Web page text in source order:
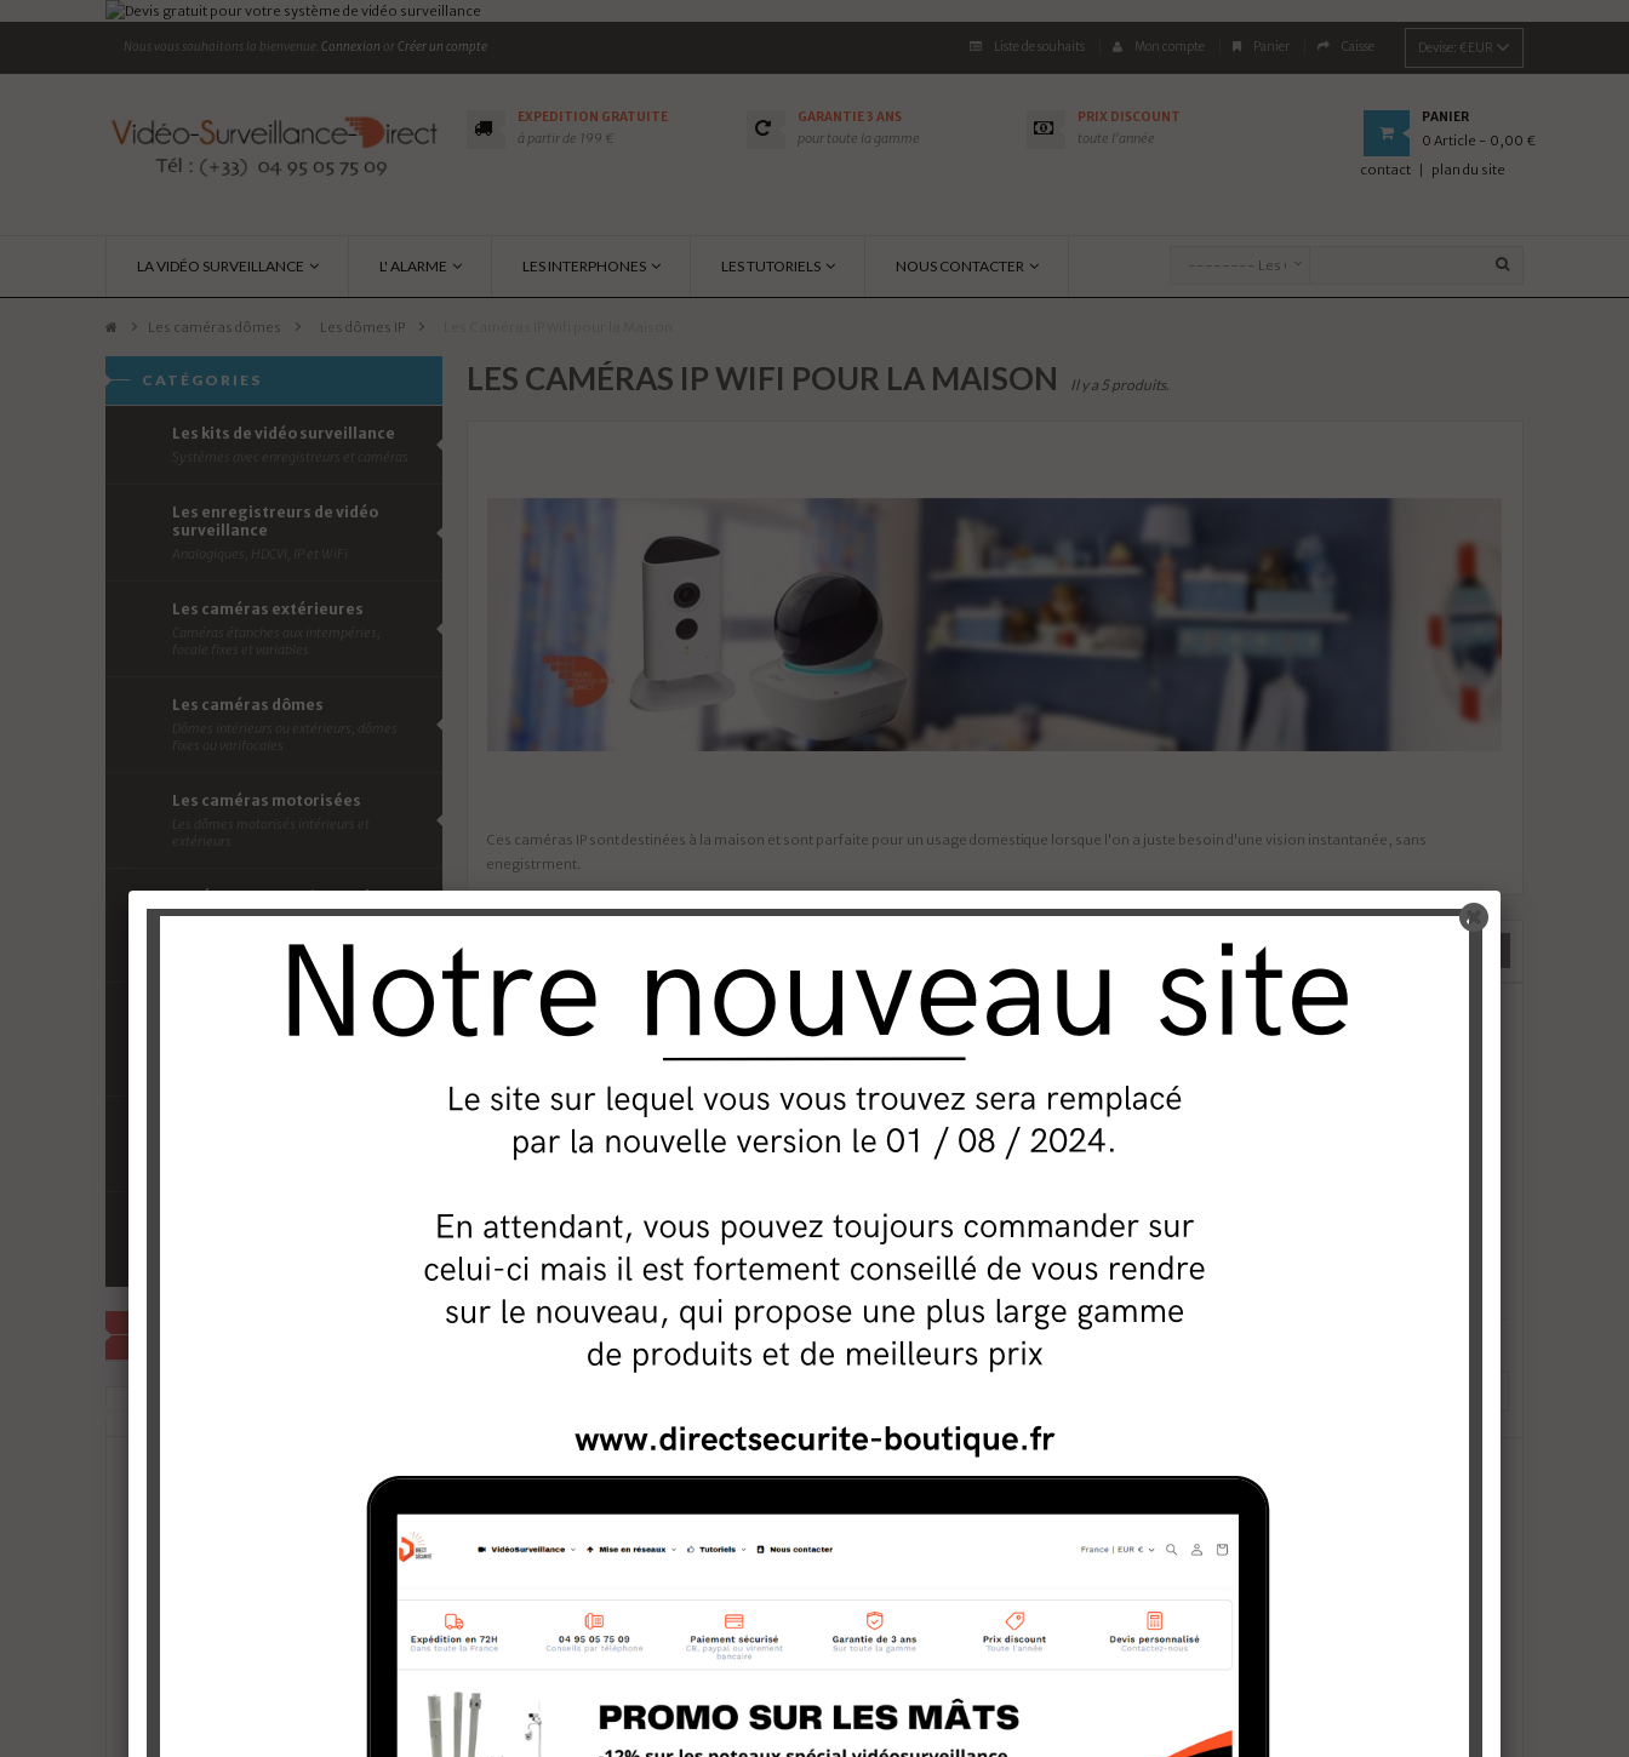
Devise: €EUR
Nous vous souhaitons la bienvenue. Connexion or Créer un compte Liste de souhaits Mon compte Panier Caisse
PANIER
0 Article - 0,00 €
EXPÉDITION GRATUITE
à partir de 199 €
GARANTIE 3 ANS
pour toute la gamme
PRIX DISCOUNT
toute l'année
contact
plan du site
LA VIDÉO SURVEILLANCE L' ALARME LES INTERPHONES LES TUTORIELS NOUS CONTACTER
Les caméras dômes > Les dômes IP >
CATÉGORIES
Les kits de vidéo surveillance
Systèmes avec enregistreurs et caméras
Les enregistreurs de vidéo
surveillance
Analogiques, HDCVI, IP et WiFi
Les caméras extérieures
Caméras étanches aux intempéries,
focale fixes et variables
Les caméras dômes
Dômes intérieurs ou extérieurs, dômes
fixes ou varifocales
Les caméras motorisées
Les dômes motorisés intérieurs et
Les écrans et moniteurs de
surveillance
Les accessoires de vidéo
systeme de video surveillance
LES CAMÉRAS IP WIFI POUR LA MAISON Il y a 5 produits.
Ces caméras IP sont destinées à la maison et sont parfaite pour un usage domestique lorsque l'on a juste besoin d'une vision instantanée, sans
enegistrment.
Caméra compacte IP WiFi 3MP
grand angle
Caméra compacte IP WiFi
1.3MP
En stock
Caméra compacte WiFi IP
motorisée 3MP
En stock
Caméra compacte WiFi IP
169,00 €